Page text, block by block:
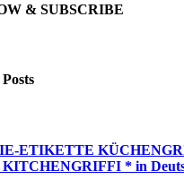
& SUBSCRIBE
ETIKETTE
* in